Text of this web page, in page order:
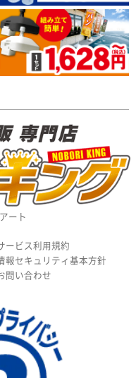
ート
ービス利用規約
報セキュリティ基本方針
問い合わせ